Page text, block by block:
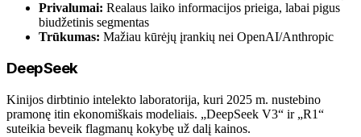
Privalumai: Realaus laiko informacijos prieiga, labai pigus
biudžetinis segmentas
Trūkumas: Mažiau kūrėjų įrankių nei OpenAI/Anthropic
DeepSeek
Kinijos dirbtinio intelekto laboratorija, kuri 2025 m. nustebino
pramonę itin ekonomiškais modeliais. „DeepSeek V3“ ir „R1“
suteikia beveik flagmanų kokybę už dalį kainos.